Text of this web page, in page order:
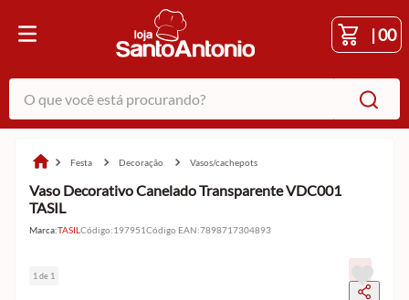
|00
O que você está procurando?
festa decoração vasos/cachepots
Vaso Decorativo Canelado Transparente VDC001
TASIL
Marca:TASIL Código:197951Código EAN:7898717304893
1 de 1